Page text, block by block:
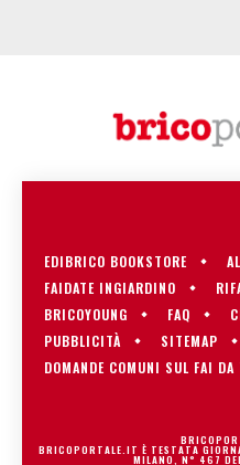
EDIBRICO BOOKSTORE
FAIDATE INGIARDINO
BRICOYOUNG
FAQ
PUBBLICITÀ
SITEMAP
DOMANDE COMUNI SUL FAI DA
BRICOPORTALE.IT È TESTATA
MILANO, N° 467